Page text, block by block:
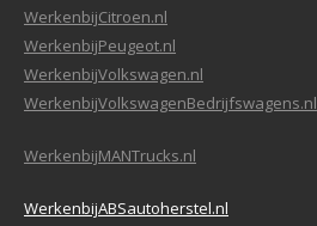
WerkenbijCitroen.nl
WerkenbijPeugeot.nl
WerkenbijVolkswagen.nl
WerkenbijVolkswagenBedrijfswagens.nl
WerkenbijMANTrucks.nl
WerkenbijABSautoherstel.nl